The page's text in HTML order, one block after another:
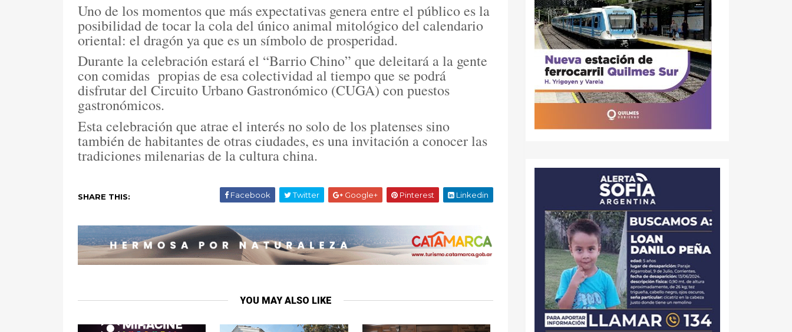
Uno de los momentos que más expectativas genera entre el público es la
posibilidad de tocar la cola del único animal mitológico del calendario
oriental: el dragón ya que es un símbolo de prosperidad.
Durante la celebración estará el “Barrio Chino” que deleitará a la gente
con comidas propias de esa colectividad al tiempo que se podrá
disfrutar del Circuito Urbano Gastronómico (CUGA) con puestos
gastronómicos.
Esta celebración que atrae el interés no solo de los platenses sino
también de habitantes de otras ciudades, es una invitación a conocer las
tradiciones milenarias de la cultura china.
SHARE THIS: Facebook Twitter Google+ Pinterest Linkedin
YOU MAY ALSO LIKE